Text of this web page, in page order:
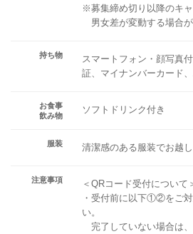
※募集締め切り以降のキ
男女差が変動する場合が
持ち物
スマートフォン・顔写真
証、マイナンバーカード
お食事
飲み物
ソフトドリンク付き
服装 清潔感のある服装でお越し
注意事項
＜QRコード受付について
・受付前に以下①②をご
い。
完了していない場合は、